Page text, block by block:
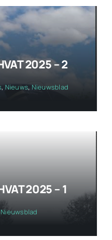
2025 – 2
, Nieuws,Nieuwsblad
2025 – 1
Nieuwsblad